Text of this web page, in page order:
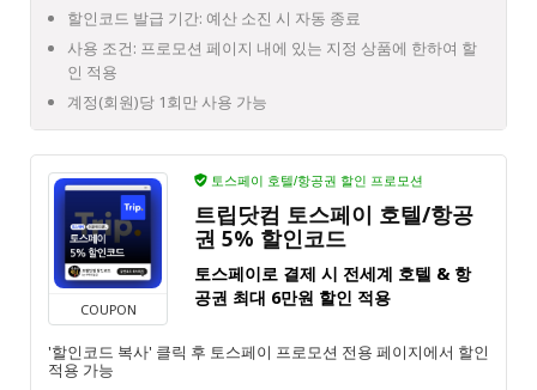
할인코드 발급 기간: 예산 소진 시 자동 종료
사용 조건: 프로모션 페이지 내에 있는 지정 상품에 한하여 할
인 적용
계정(회원)당 1회만 사용 가능
COUPON
토스페이 호텔/항공권 할인 프로모션
트립닷컴 토스페이 호텔/항공
권 5% 할인코드
토스페이로 결제 시 전세계 호텔 & 항
공권 최대 6만원 할인 적용
'할인코드 복사' 클릭 후 토스페이 프로모션 전용 페이지에서 할인
적용 가능